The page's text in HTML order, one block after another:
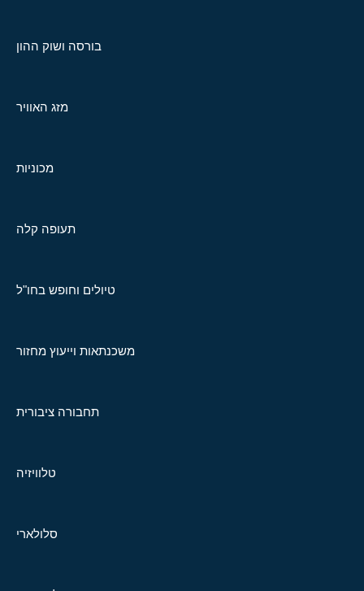
בורסה ושוק ההון
מזג האוויר
מכוניות
תעופה קלה
טיולים וחופש בחו"ל
משכנתאות וייעוץ מחזור
תחבורה ציבורית
טלוויזיה
סלולארי